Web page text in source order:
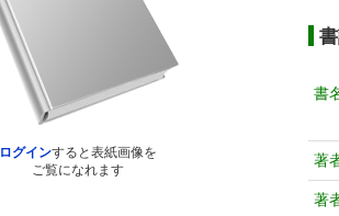
ログインすると表紙画像を
ご覧になれます
書
著
著